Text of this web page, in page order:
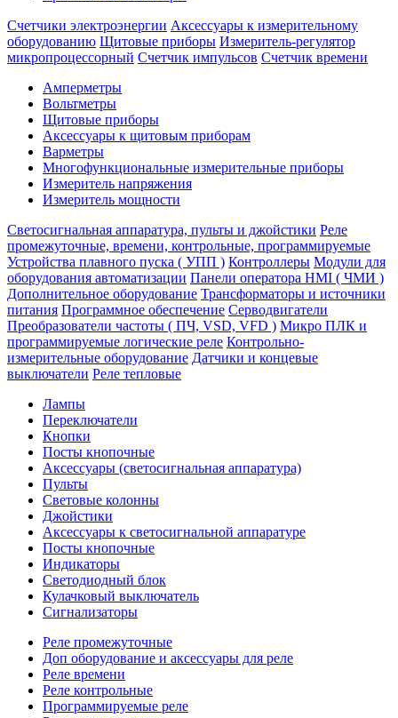
Счетчики электроэнергии Аксессуары к измерительному
оборудованию Щитовые приборы Измеритель-регулятор
микропроцессорный Счетчик импульсов Счетчик времени
Амперметры
Вольтметры
Щитовые приборы
Аксессуары к щитовым приборам
Варметры
Многофункциональные измерительные приборы
Измеритель напряжения
Измеритель мощности
Светосигнальная аппаратура, пульты и джойстики Реле
промежуточные, времени, контрольные, программируемые
Устройства плавного пуска ( УПП ) Контроллеры Модули для
оборудования автоматизации Панели оператора HMI ( ЧМИ )
Дополнительное оборудование Транcформаторы и источники
питания Программное обеспечение Серводвигатели
Преобразователи частоты ( ПЧ, VSD, VFD ) Микро ПЛК и
программируемые логические реле Контрольно-
измерительные оборудование Датчики и концевые
выключатели Реле тепловые
Лампы
Переключатели
Кнопки
Посты кнопочные
Аксессуары (светосигнальная аппаратура)
Пульты
Световые колонны
Джойстики
Аксессуары к светосигнальной аппаратуре
Посты кнопочные
Индикаторы
Светодиодный блок
Кулачковый выключатель
Сигнализаторы
Реле промежуточные
Доп оборудование и аксессуары для реле
Реле времени
Реле контрольные
Программируемые реле